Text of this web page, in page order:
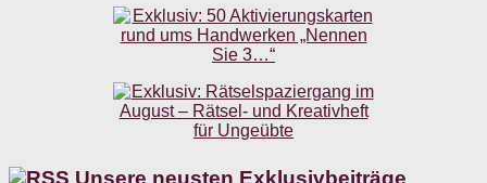
Unsere neusten Exklusivbeiträge